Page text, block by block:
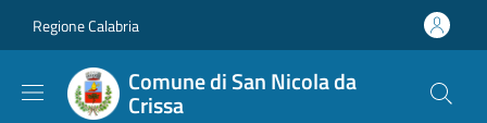
Regione Calabria
Comune di San Nicola da
Crissa